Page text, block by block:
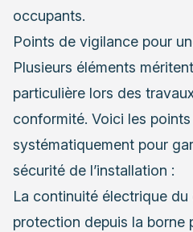
occupants.
Points de vigilance pour
Plusieurs éléments
particulière lors des
conformité. Voici les
systématiquement pour
sécurité de l’installation :
La continuité électrique
protection depuis la borne